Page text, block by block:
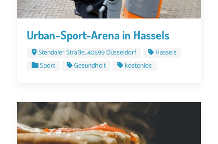
Urban-Sport-Arena in Hassels
Stendaler Straße, 40599 Düsseldorf
Hassels
Sport
Gesundheit kostenlos